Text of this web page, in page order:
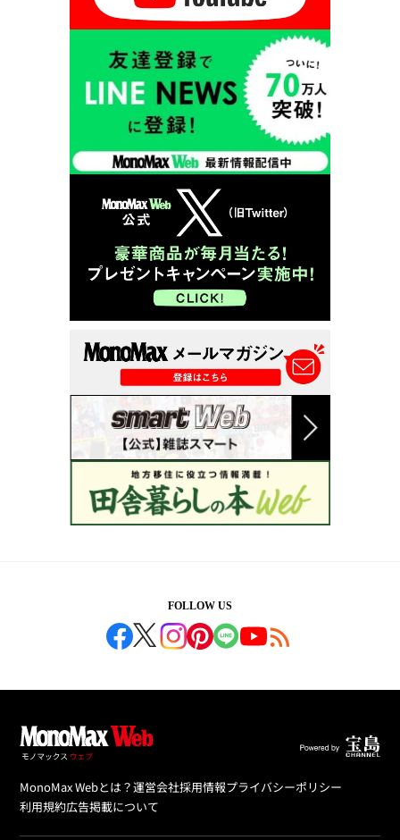
FOLLOW US
MonoMax Webとは？運営会社採用情報プライバシーポリシー
利用規約広告掲載について